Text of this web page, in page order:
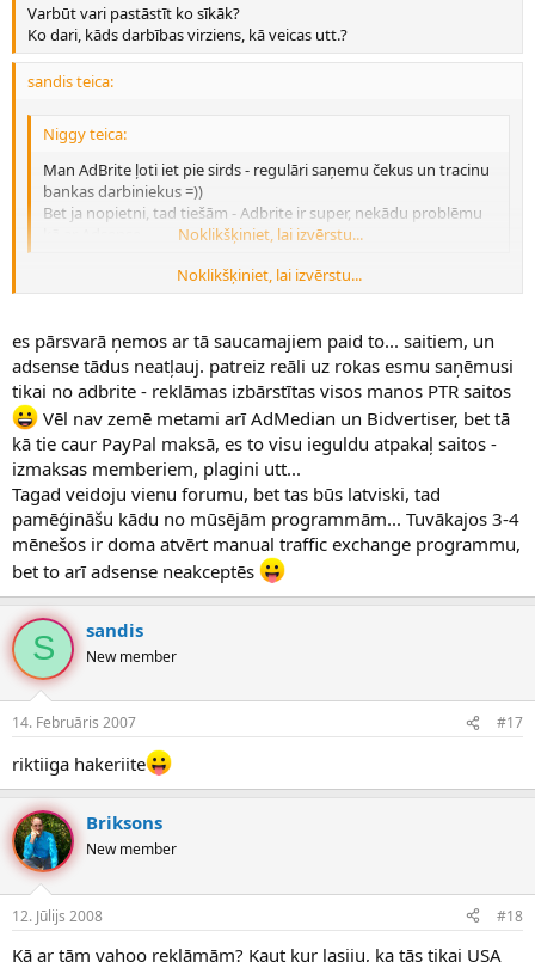
Varbūt vari pastāstīt ko sīkāk?
Ko dari, kāds darbības virziens, kā veicas utt.?
sandis teica:
Niggy teica:
Man AdBrite ļoti iet pie sirds - regulāri saņemu čekus un tracinu
bankas darbiniekus =))
Bet ja nopietni, tad tiešām - Adbrite ir super, nekādu problēmu
Noklikšķiniet, lai izvērstu...
kas tad par probleemaam ar AdSensi? maksa, suta chekus utml
Noklikšķiniet, lai izvērstu...
es pārsvarā ņemos ar tā saucamajiem paid to... saitiem, un
adsense tādus neatļauj. patreiz reāli uz rokas esmu saņēmusi
tikai no adbrite - reklāmas izbārstītas visos manos PTR saitos
Vēl nav zemē metami arī AdMedian un Bidvertiser, bet tā
kā tie caur PayPal maksā, es to visu ieguldu atpakaļ saitos -
izmaksas memberiem, plagini utt...
Tagad veidoju vienu forumu, bet tas būs latviski, tad
pamēģināšu kādu no mūsējām programmām... Tuvākajos 3-4
mēnešos ir doma atvērt manual traffic exchange programmu,
bet to arī adsense neakceptēs
S sandis
New member
14. Februāris 2007 #17
riktiiga hakeriite
Briksons
New member
12. Jūlijs 2008 #18
Kā ar tām yahoo reklāmām? Kaut kur lasiju, ka tās tikai USA